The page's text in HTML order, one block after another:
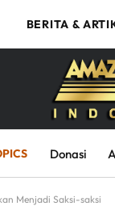
BERITA &
Donasi
Menjadi Saksi-saksi